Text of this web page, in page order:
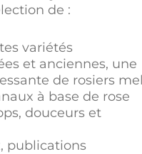
de :
variétés
et anciennes, une
de rosiers
à base de rose
douceurs et
publications